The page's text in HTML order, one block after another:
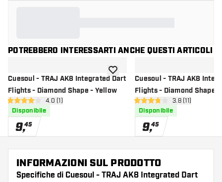
POTREBBERO INTERESSARTI ANCHE QUESTI ARTICOLI
Cuesoul - TRAJ AK8 Integrated Dart
Flights - Diamond Shape - Yellow
apri pannello recensioni
4 stelle di valutazione
4.0 (1)
Disponibile
9,45
aggiungi alla lista dei desideri
Cuesoul - TRAJ AK8
Flights - Diamond Shape
apri pannello
3.8 stelle di valutazione
3.8 (11)
Disponibile
9,45
INFORMAZIONI SUL PRODOTTO
Specifiche di Cuesoul - TRAJ AK8 Integrated Dart